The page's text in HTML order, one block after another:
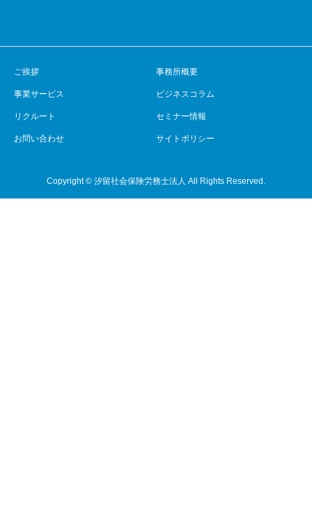
ご挨拶 事務所概要
事業サービス ビジネスコラム
リクルート セミナー情報
お問い合わせ サイトポリシー
Copyright © 汐留社会保険労務士法人 All Rights Reserved.